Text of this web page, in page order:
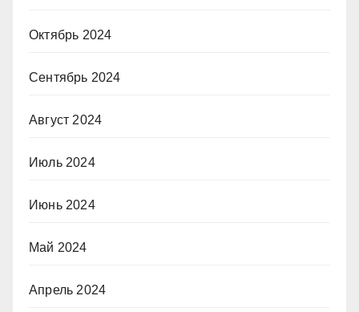
Октябрь 2024
Сентябрь 2024
Август 2024
Июль 2024
Июнь 2024
Май 2024
Апрель 2024